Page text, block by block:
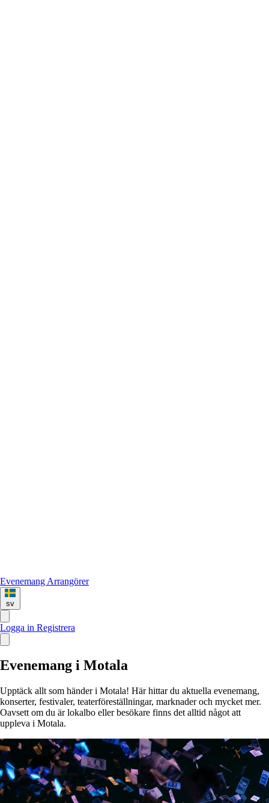
Evenemang Arrangörer
sv
Logga in Registrera
Evenemang i Motala
Upptäck allt som händer i Motala! Här hittar du aktuella evenemang,
konserter, festivaler, teaterföreställningar, marknader och mycket mer.
Oavsett om du är lokalbo eller besökare finns det alltid något att
uppleva i Motala.